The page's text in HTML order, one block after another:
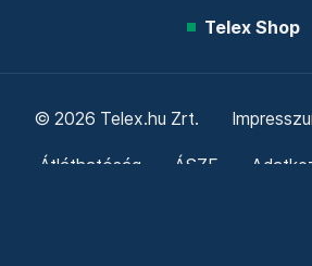
Telex Shop
© 2026 Telex.hu Zrt.
Átláthatóság ÁSZF